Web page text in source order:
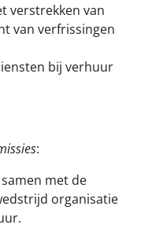
verstrekken van
van verfrissingen
bij verhuur
:
met de
organisatie